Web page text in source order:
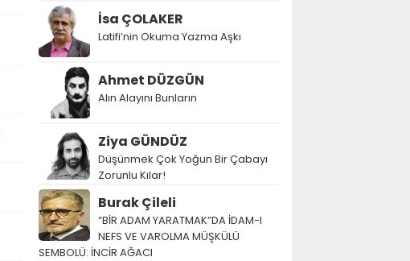
İsa ÇOLAKER
Latifi’nin Okuma Yazma Aşkı
Ahmet DÜZGÜN
Alın Alayını Bunların
Ziya GÜNDÜZ
Düşünmek Çok Yoğun Bir Çabayı
Zorunlu Kılar!
Burak Çileli
“BİR ADAM YARATMAK”DA İDAM-I
NEFS VE VAROLMA MÜŞKÜLÜ
SEMBOLÜ: İNCİR AĞACI